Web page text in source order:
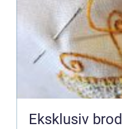
Eksklusiv